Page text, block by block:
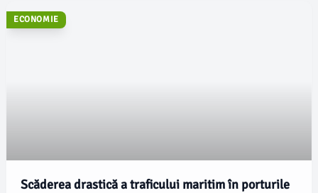
ECONOMIE
Scăderea drastică a traficului maritim în porturile